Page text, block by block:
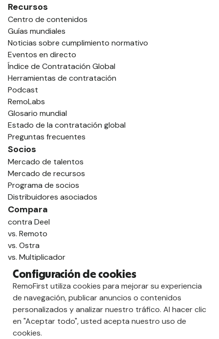
Recursos
Centro de contenidos
Guías mundiales
Noticias sobre cumplimiento normativo
Eventos en directo
Índice de Contratación Global
Herramientas de contratación
Podcast
RemoLabs
Glosario mundial
Estado de la contratación global
Preguntas frecuentes
Socios
Mercado de talentos
Mercado de recursos
Programa de socios
Distribuidores asociados
Compara
contra Deel
vs. Remoto
vs. Ostra
vs. Multiplicador
Configuración de cookies
RemoFirst utiliza cookies para mejorar su experiencia
de navegación, publicar anuncios o contenidos
personalizados y analizar nuestro tráfico. Al hacer clic
en "Aceptar todo", usted acepta nuestro uso de
cookies.